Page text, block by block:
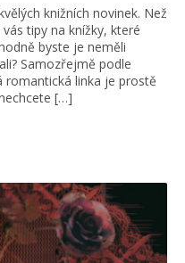
knižních novinek. Než
tipy na knížky, které
byste je neměli
Samozřejmě podle
linka je prostě
[…]